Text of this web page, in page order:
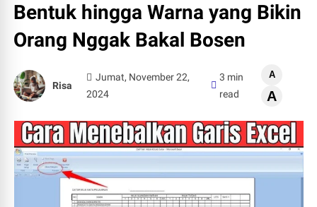
Bentuk hingga Warna yang Bikin
Orang Nggak Bakal Bosen
Risa
Jumat, November 22,
2024
3 min
read
A
A